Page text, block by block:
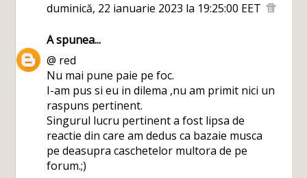
duminică, 22 ianuarie 2023 la 19:25:00 EET
Aspunea...
@ red
Nu mai pune paie pe foc.
I-am pus si eu in dilema ,nu am primit nici un
raspuns pertinent.
Singurul lucru pertinent a fost lipsa de
reactie din care am dedus ca bazaie musca
pe deasupra caschetelor multora de pe
forum.;)